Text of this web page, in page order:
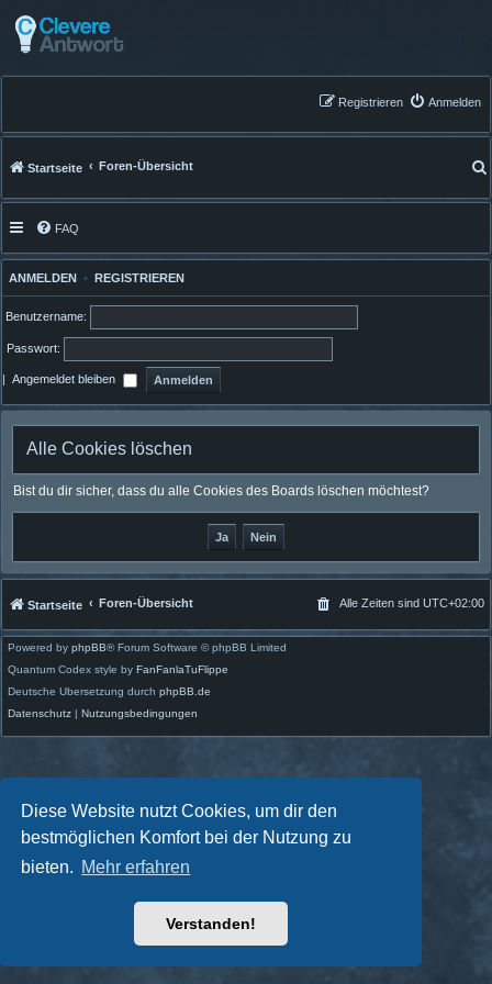
Diese Website nutzt Cookies, um dir den
bestmöglichen Komfort bei der Nutzung zu
bieten. Mehr erfahren
Verstanden!
Anmelden
Registrieren
Startseite Foren-Übersicht
FAQ
ANMELDEN • REGISTRIEREN
Benutzername:
Passwort:
| Angemeldet bleiben
Alle Cookies löschen
Bist du dir sicher, dass du alle Cookies des Boards löschen möchtest?
Startseite Foren-Übersicht Alle Zeiten sind UTC+02:00
Powered by phpBB® Forum Software © phpBB Limited
Quantum Codex style by FanFanlaTuFlippe
Deutsche Übersetzung durch phpBB.de
Datenschutz | Nutzungsbedingungen